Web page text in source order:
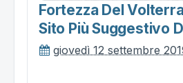
Fortezza Del
Sito Più Suggestivo
giovedì 12 settembre